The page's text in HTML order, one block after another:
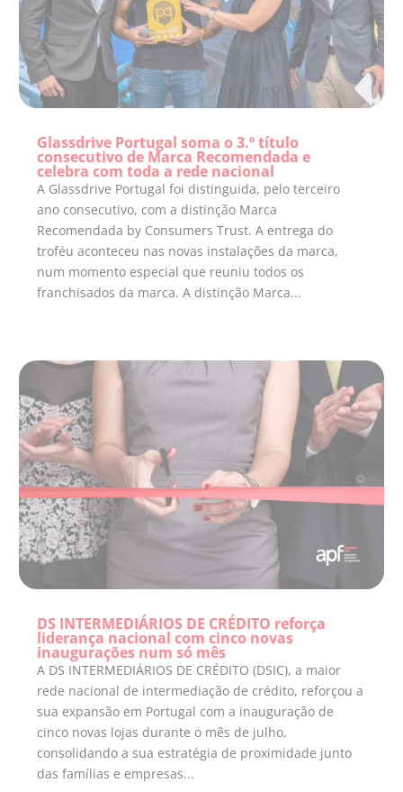
Glassdrive Portugal soma o 3.º título
consecutivo de Marca Recomendada e
celebra com toda a rede nacional
A Glassdrive Portugal foi distinguida, pelo terceiro
ano consecutivo, com a distinção Marca
Recomendada by Consumers Trust. A entrega do
troféu aconteceu nas novas instalações da marca,
num momento especial que reuniu todos os
franchisados da marca. A distinção Marca...
DS INTERMEDIÁRIOS DE CRÉDITO reforça
liderança nacional com cinco novas
inaugurações num só mês
A DS INTERMEDIÁRIOS DE CRÉDITO (DSIC), a maior
rede nacional de intermediação de crédito, reforçou a
sua expansão em Portugal com a inauguração de
cinco novas lojas durante o mês de julho,
consolidando a sua estratégia de proximidade junto
das famílias e empresas...